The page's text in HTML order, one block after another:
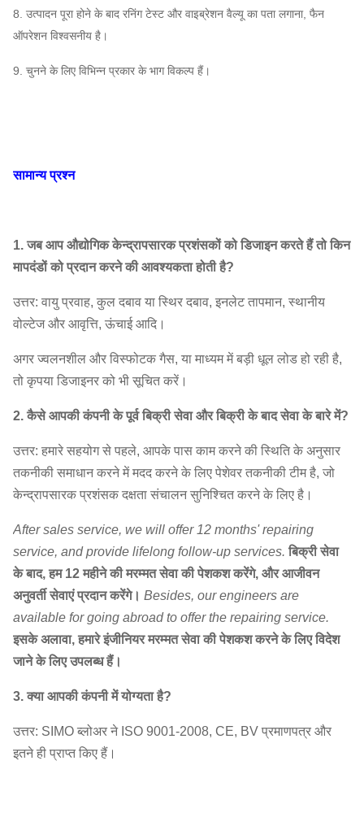
8. उत्पादन पूरा होने के बाद रनिंग टेस्ट और वाइब्रेशन वैल्यू का पता लगाना, फैन
ऑपरेशन विश्वसनीय है।
9. चुनने के लिए विभिन्न प्रकार के भाग विकल्प हैं।
सामान्य प्रश्न
1. जब आप औद्योगिक केन्द्रापसारक प्रशंसकों को डिजाइन करते हैं तो किन
मापदंडों को प्रदान करने की आवश्यकता होती है?
उत्तर: वायु प्रवाह, कुल दबाव या स्थिर दबाव, इनलेट तापमान, स्थानीय
वोल्टेज और आवृत्ति, ऊंचाई आदि।
अगर ज्वलनशील और विस्फोटक गैस, या माध्यम में बड़ी धूल लोड हो रही है,
तो कृपया डिजाइनर को भी सूचित करें।
2. कैसे आपकी कंपनी के पूर्व बिक्री सेवा और बिक्री के बाद सेवा के बारे में?
उत्तर: हमारे सहयोग से पहले, आपके पास काम करने की स्थिति के अनुसार
तकनीकी समाधान करने में मदद करने के लिए पेशेवर तकनीकी टीम है, जो
केन्द्रापसारक प्रशंसक दक्षता संचालन सुनिश्चित करने के लिए है।
After sales service, we will offer 12 months' repairing
service, and provide lifelong follow-up services. बिक्री सेवा
के बाद, हम 12 महीने की मरम्मत सेवा की पेशकश करेंगे, और आजीवन
अनुवर्ती सेवाएं प्रदान करेंगे। Besides, our engineers are
available for going abroad to offer the repairing service.
इसके अलावा, हमारे इंजीनियर मरम्मत सेवा की पेशकश करने के लिए विदेश
जाने के लिए उपलब्ध हैं।
3. क्या आपकी कंपनी में योग्यता है?
उत्तर: SIMO ब्लोअर ने ISO 9001-2008, CE, BV प्रमाणपत्र और
इतने ही प्राप्त किए हैं।